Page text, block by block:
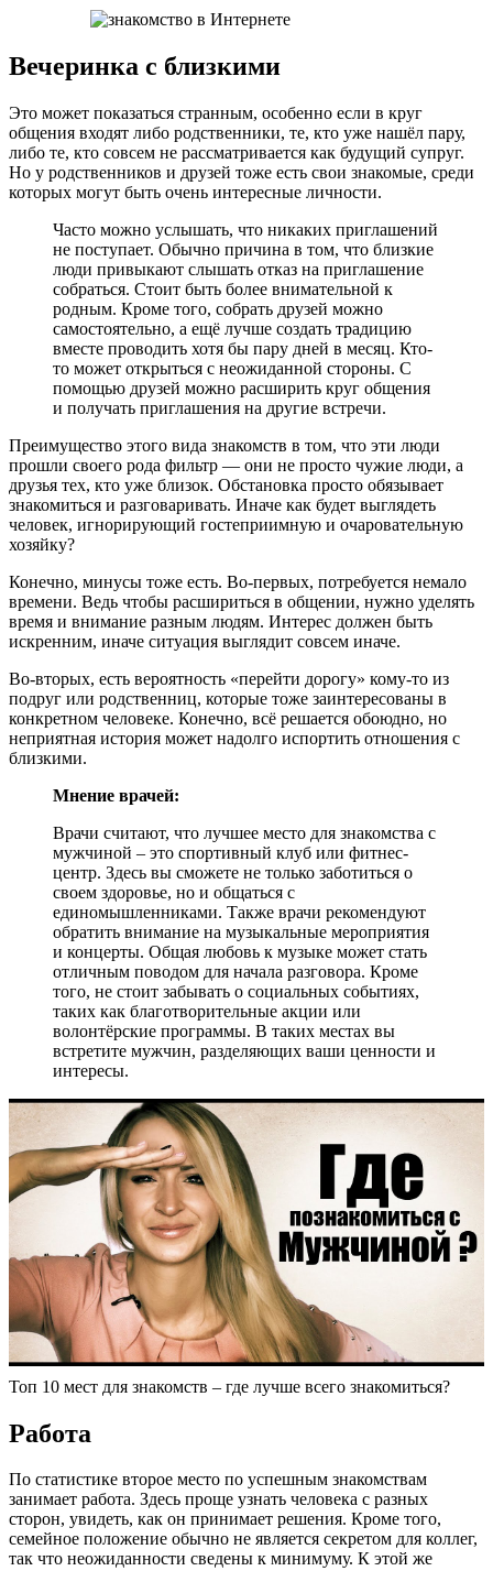
Вечеринка с близкими
Это может показаться странным, особенно если в круг
общения входят либо родственники, те, кто уже нашёл пару,
либо те, кто совсем не рассматривается как будущий супруг.
Но у родственников и друзей тоже есть свои знакомые, среди
которых могут быть очень интересные личности.
Часто можно услышать, что никаких приглашений
не поступает. Обычно причина в том, что близкие
люди привыкают слышать отказ на приглашение
собраться. Стоит быть более внимательной к
родным. Кроме того, собрать друзей можно
самостоятельно, а ещё лучше создать традицию
вместе проводить хотя бы пару дней в месяц. Кто-
то может открыться с неожиданной стороны. С
помощью друзей можно расширить круг общения
и получать приглашения на другие встречи.
Преимущество этого вида знакомств в том, что эти люди
прошли своего рода фильтр — они не просто чужие люди, а
друзья тех, кто уже близок. Обстановка просто обязывает
знакомиться и разговаривать. Иначе как будет выглядеть
человек, игнорирующий гостеприимную и очаровательную
хозяйку?
Конечно, минусы тоже есть. Во-первых, потребуется немало
времени. Ведь чтобы расшириться в общении, нужно уделять
время и внимание разным людям. Интерес должен быть
искренним, иначе ситуация выглядит совсем иначе.
Во-вторых, есть вероятность «перейти дорогу» кому-то из
подруг или родственниц, которые тоже заинтересованы в
конкретном человеке. Конечно, всё решается обоюдно, но
неприятная история может надолго испортить отношения с
близкими.
Мнение врачей:
Врачи считают, что лучшее место для знакомства с
мужчиной – это спортивный клуб или фитнес-
центр. Здесь вы сможете не только заботиться о
своем здоровье, но и общаться с
единомышленниками. Также врачи рекомендуют
обратить внимание на музыкальные мероприятия
и концерты. Общая любовь к музыке может стать
отличным поводом для начала разговора. Кроме
того, не стоит забывать о социальных событиях,
таких как благотворительные акции или
волонтёрские программы. В таких местах вы
встретите мужчин, разделяющих ваши ценности и
интересы.
Топ 10 мест для знакомств – где лучше всего знакомиться?
Работа
По статистике второе место по успешным знакомствам
занимает работа. Здесь проще узнать человека с разных
сторон, увидеть, как он принимает решения. Кроме того,
семейное положение обычно не является секретом для коллег,
так что неожиданности сведены к минимуму. К этой же